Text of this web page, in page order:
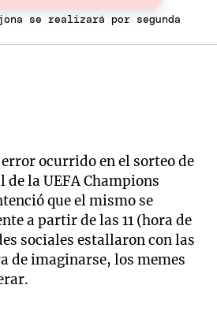
se realizará por segunda
ocurrido en el sorteo de
de la UEFA Champions
que el mismo se
a partir de las 11 (hora de
sociales estallaron con las
de imaginarse, los memes